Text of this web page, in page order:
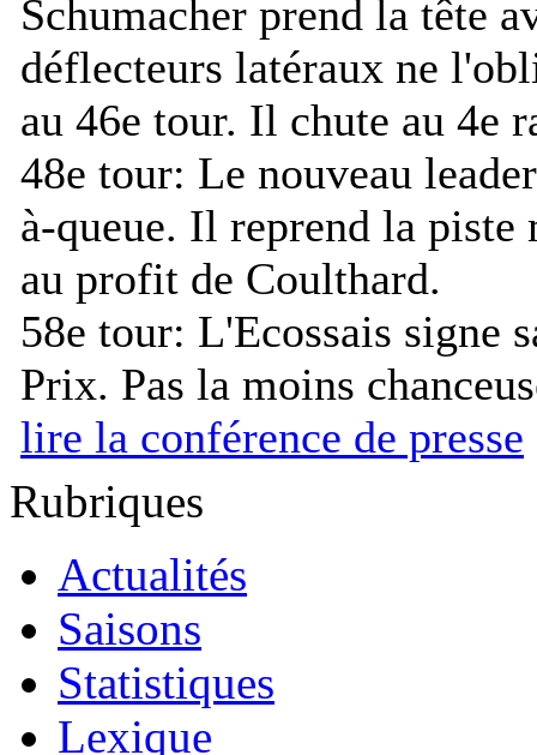
Schumacher prend la tête
déflecteurs latéraux ne
au 46e tour. Il chute au 4e
48e tour: Le nouveau
à-queue. Il reprend la piste
au profit de Coulthard.
58e tour: L'Ecossais signe
Prix. Pas la moins
lire la conférence de presse
Rubriques
Actualités
Saisons
Statistiques
Lexique